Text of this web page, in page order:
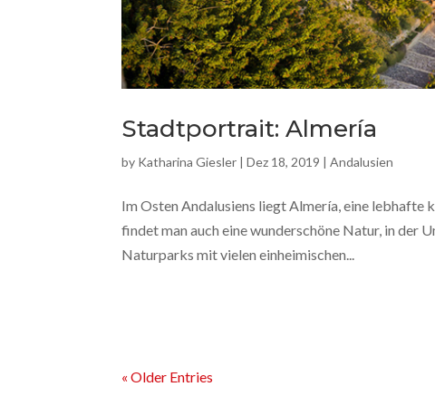
Stadtportrait: Almería
by Katharina Giesler |Dez 18, 2019 |Andalusien
Im Osten Andalusiens liegt Almería, eine
findet man auch eine wunderschöne Natur, in der
Naturparks mit vielen einheimischen...
« Older Entries